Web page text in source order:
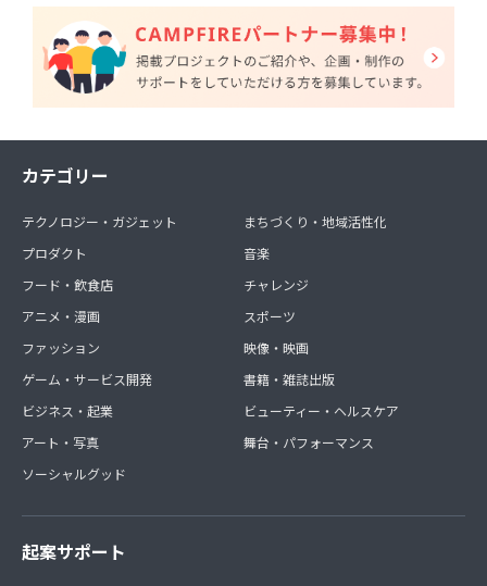
カテゴリー
テクノロジー・ガジェット
プロダクト
フード・飲食店
アニメ・漫画
ファッション
ゲーム・サービス開発
ビジネス・起業
アート・写真
ソーシャルグッド
まちづくり・地域活性化
音楽
チャレンジ
スポーツ
映像・映画
書籍・雑誌出版
ビューティー・ヘルスケア
舞台・パフォーマンス
起案サポート